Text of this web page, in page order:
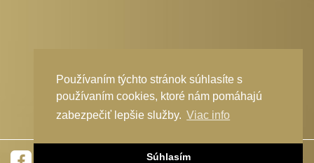
Používaním týchto stránok súhlasíte s
používaním cookies, ktoré nám pomáhajú
zabezpečiť lepšie služby. Viac info
Súhlasím